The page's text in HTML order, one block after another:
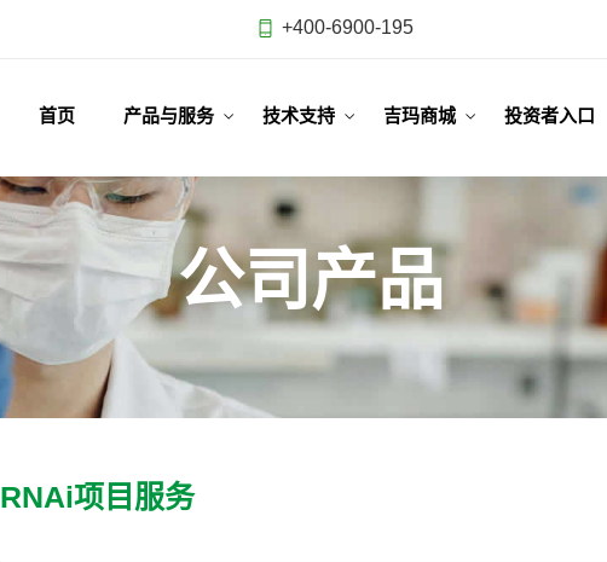
+400-6900-195
首页 产品与服务 技术支持 吉玛商城 投资者入口
公司产品
RNAi项目服务